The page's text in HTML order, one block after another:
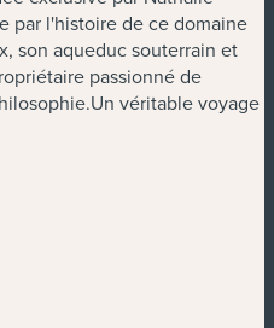
par l'histoire de ce domaine
son aqueduc souterrain et
passionné de
véritable voyage